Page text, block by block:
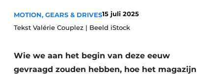
Vacature aanmelden
Vacatures
MOTION, GEARS & DRIVES15 juli 2025
Tekst Valérie Couplez | Beeld iStock
Wie we aan het begin van deze eeuw
gevraagd zouden hebben, hoe het magazijn